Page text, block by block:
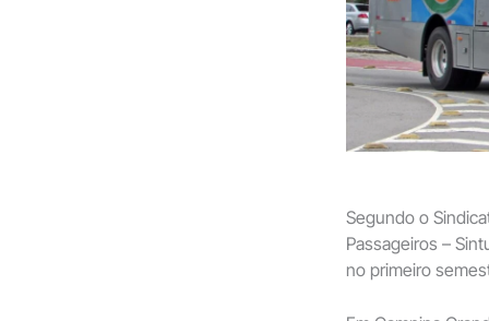
Segundo o
Passageiros –
no primeiro